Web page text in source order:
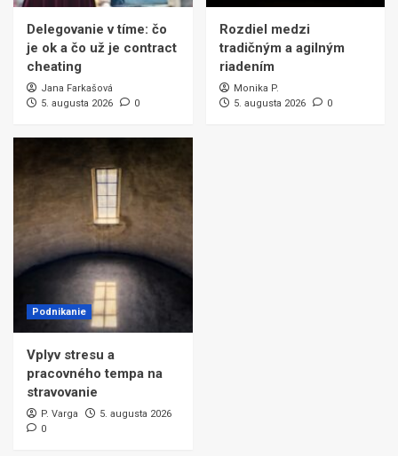
Delegovanie v tíme: čo
je ok a čo už je contract
cheating
Jana Farkašová
5. augusta 2026
0
Rozdiel medzi
tradičným a agilným
riadením
Monika P.
5. augusta 2026
0
Podnikanie
Vplyv stresu a
pracovného tempa na
stravovanie
P. Varga
5. augusta 2026
0